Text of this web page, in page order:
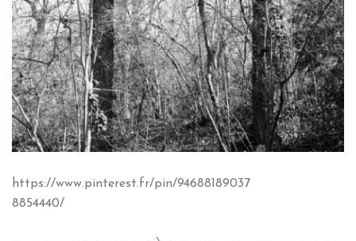
https://www.pinterest.fr/pin/94688189037
8854440/